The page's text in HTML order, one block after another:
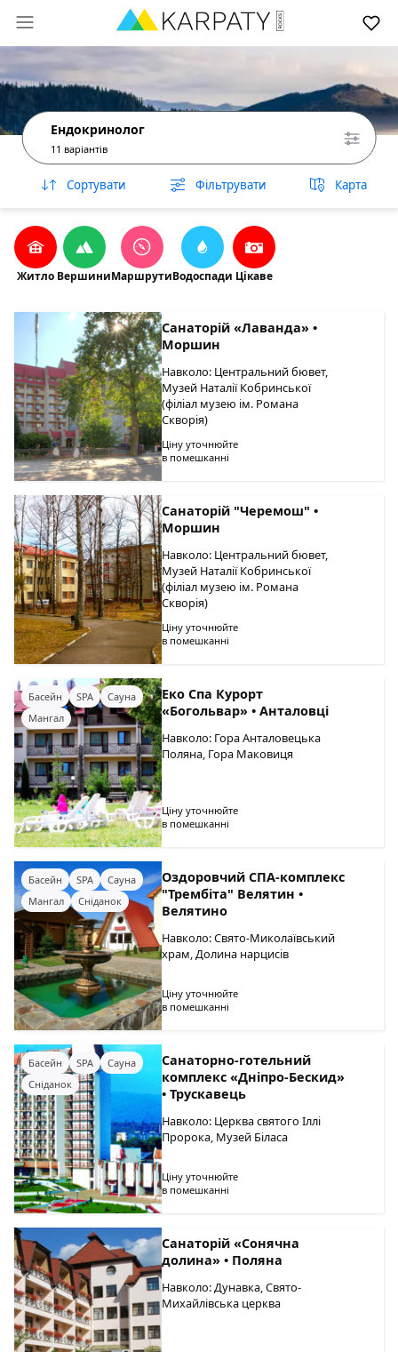
Ендокринолог
11 варіантів
Сортувати Фільтрувати Карта
Житло ВершиниМаршрутиВодоспади Цікаве
Санаторій «Лаванда» •
Моршин
Навколо: Центральний бювет,
Музей Наталії Кобринської
(філіал музею ім. Романа
Скворія)
Ціну уточнюйте
в помешканні
Санаторій "Черемош" •
Моршин
Навколо: Центральний бювет,
Музей Наталії Кобринської
(філіал музею ім. Романа
Скворія)
Ціну уточнюйте
в помешканні
Басейн SPA
Сауна
Мангал
Еко Спа Курорт
«Богольвар» • Анталовці
Навколо: Гора Анталовецька
Поляна, Гора Маковиця
Ціну уточнюйте
в помешканні
Басейн SPA
Сауна
Мангал
Сніданок
Оздоровчий СПА-комплекс
"Трембіта" Велятин •
Велятино
Навколо: Свято-Миколаївський
храм, Долина нарцисів
Ціну уточнюйте
в помешканні
Басейн SPA
Сауна
Сніданок
Cанаторно-готельний
комплекс «Дніпро-Бескид»
• Трускавець
Навколо: Церква святого Іллі
Пророка, Музей Біласа
Ціну уточнюйте
в помешканні
Санаторій «Сонячна
долина» • Поляна
Навколо: Дунавка, Свято-
Михайлівська церква